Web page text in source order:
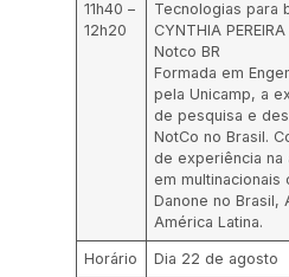
11h40 –
12h20
Tecnologias para
CYNTHIA
Notco BR
Formada em
pela Unicamp, a
de pesquisa e
NotCo no Brasil.
de experiência
em multinacionais
Danone no Brasil,
América Latina.
Horário Dia 22 de agosto